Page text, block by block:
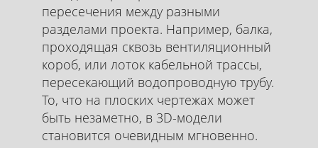
пересечения между разными
разделами проекта. Например, балка,
проходящая сквозь вентиляционный
короб, или лоток кабельной трассы,
пересекающий водопроводную трубу.
То, что на плоских чертежах может
быть незаметно, в 3D-модели
становится очевидным мгновенно.